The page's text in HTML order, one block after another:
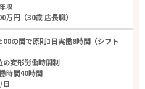
収
万円（30歳 店長職）
の間で原則1日実働8時間（シフト
の変形労働時間制
時間40時間
日